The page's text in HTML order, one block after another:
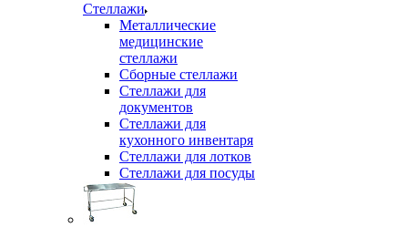
Стеллажи
Металлические
медицинские
стеллажи
Сборные стеллажи
Стеллажи для
документов
Стеллажи для
кухонного инвентаря
Стеллажи для лотков
Стеллажи для посуды